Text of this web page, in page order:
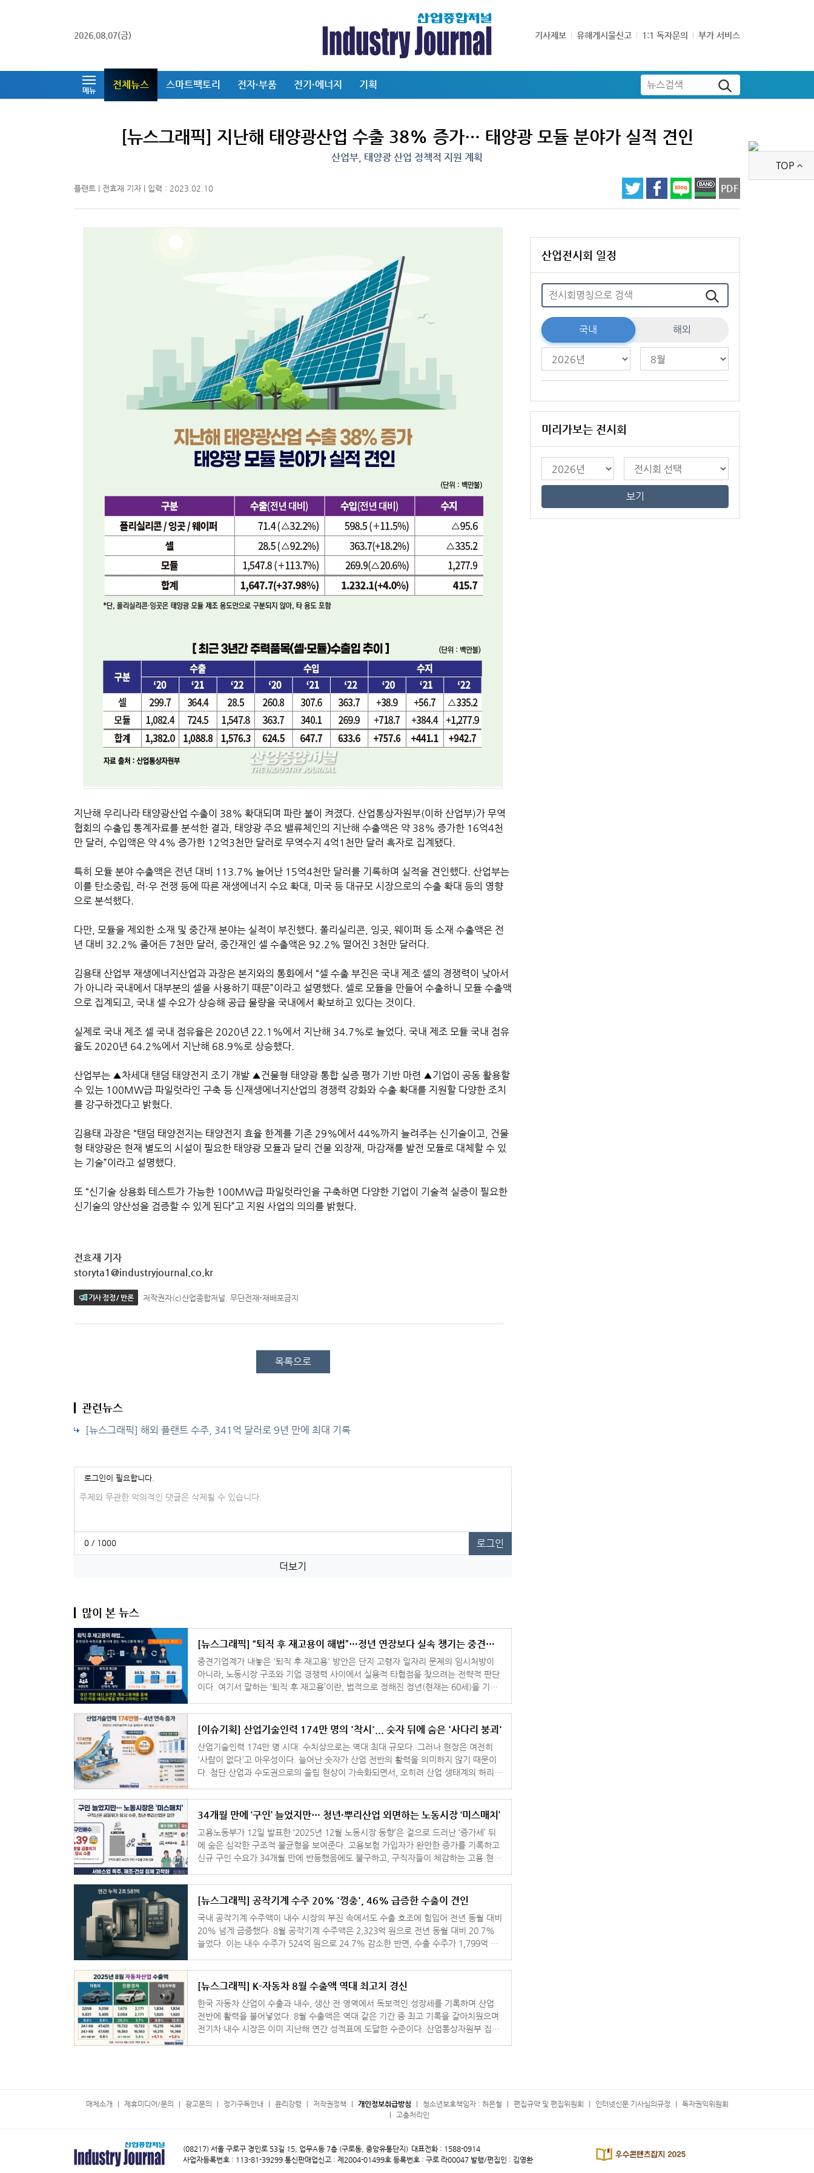
2026.08.07(금) 기사제보 유해게시물신고 1:1 독자문의 부가 서비스
메뉴 전체뉴스 스마트팩토리 전자·부품 전기·에너지 기획 뉴스검색
TOP
[뉴스그래픽] 지난해 태양광산업 수출 38% 증가… 태양광 모듈 분야가 실적 견인
산업부, 태양광 산업 정책적 지원 계획
플랜트 | 전효재 기자 | 입력 : 2023.02.10 PDF
지난해 우리나라 태양광산업 수출이 38% 확대되며 파란 불이 켜졌다. 산업통상자원부(이하 산업부)가 무역
협회의 수출입 통계자료를 분석한 결과, 태양광 주요 밸류체인의 지난해 수출액은 약 38% 증가한 16억4천
만 달러, 수입액은 약 4% 증가한 12억3천만 달러로 무역수지 4억1천만 달러 흑자로 집계됐다.
특히 모듈 분야 수출액은 전년 대비 113.7% 늘어난 15억4천만 달러를 기록하며 실적을 견인했다. 산업부는
이를 탄소중립, 러·우 전쟁 등에 따른 재생에너지 수요 확대, 미국 등 대규모 시장으로의 수출 확대 등의 영향
으로 분석했다.
다만, 모듈을 제외한 소재 및 중간재 분야는 실적이 부진했다. 폴리실리콘, 잉곳, 웨이퍼 등 소재 수출액은 전
년 대비 32.2% 줄어든 7천만 달러, 중간재인 셀 수출액은 92.2% 떨어진 3천만 달러다.
김용태 산업부 재생에너지산업과 과장은 본지와의 통화에서 “셀 수출 부진은 국내 제조 셀의 경쟁력이 낮아서
가 아니라 국내에서 대부분의 셀을 사용하기 때문”이라고 설명했다. 셀로 모듈을 만들어 수출하니 모듈 수출액
으로 집계되고, 국내 셀 수요가 상승해 공급 물량을 국내에서 확보하고 있다는 것이다.
실제로 국내 제조 셀 국내 점유율은 2020년 22.1%에서 지난해 34.7%로 늘었다. 국내 제조 모듈 국내 점유
율도 2020년 64.2%에서 지난해 68.9%로 상승했다.
산업부는 ▲차세대 탠덤 태양전지 조기 개발 ▲건물형 태양광 통합 실증 평가 기반 마련 ▲기업이 공동 활용할
수 있는 100MW급 파일럿라인 구축 등 신재생에너지산업의 경쟁력 강화와 수출 확대를 지원할 다양한 조치
를 강구하겠다고 밝혔다.
김용태 과장은 “탠덤 태양전지는 태양전지 효율 한계를 기존 29%에서 44%까지 늘려주는 신기술이고, 건물
형 태양광은 현재 별도의 시설이 필요한 태양광 모듈과 달리 건물 외장재, 마감재를 발전 모듈로 대체할 수 있
는 기술”이라고 설명했다.
또 “신기술 상용화 테스트가 가능한 100MW급 파일럿라인을 구축하면 다양한 기업이 기술적 실증이 필요한
신기술의 양산성을 검증할 수 있게 된다”고 지원 사업의 의의를 밝혔다.
전효재 기자
storyta1@industryjournal.co.kr
기사 정정 / 반론 저작권자(c)산업종합저널. 무단전재-재배포금지
목록으로
관련뉴스
[뉴스그래픽] 해외 플랜트 수주, 341억 달러로 9년 만에 최대 기록
로그인이 필요합니다.
댓글입력
0 / 1000
로그인
더보기
많이 본 뉴스
[뉴스그래픽] “퇴직 후 재고용이 해법”…정년 연장보다 실속 챙기는 중견기
업들
중견기업계가 내놓은 '퇴직 후 재고용' 방안은 단지 고령자 일자리 문제의 임시처방이
아니라, 노동시장 구조와 기업 경쟁력 사이에서 실용적 타협점을 찾으려는 전략적 판단
이다. 여기서 말하는 ‘퇴직 후 재고용’이란, 법적으로 정해진 정년(현재는 60세)을 기준
[이슈기획] 산업기술인력 174만 명의 '착시'... 숫자 뒤에 숨은 '사다리 붕괴'
산업기술인력 174만 명 시대. 수치상으로는 역대 최대 규모다. 그러나 현장은 여전히
'사람이 없다'고 아우성이다. 늘어난 숫자가 산업 전반의 활력을 의미하지 않기 때문이
다. 첨단 산업과 수도권으로의 쏠림 현상이 가속화되면서, 오히려 산업 생태계의 허리가
34개월 만에 ‘구인’ 늘었지만… 청년·뿌리산업 외면하는 노동시장 ‘미스매치’
고용노동부가 12일 발표한 ‘2025년 12월 노동시장 동향’은 겉으로 드러난 ‘증가세’ 뒤
에 숨은 심각한 구조적 불균형을 보여준다. 고용보험 가입자가 완만한 증가를 기록하고
신규 구인 수요가 34개월 만에 반등했음에도 불구하고, 구직자들이 체감하는 고용 현장
[뉴스그래픽] 공작기계 수주 20% '껑충', 46% 급증한 수출이 견인
국내 공작기계 수주액이 내수 시장의 부진 속에서도 수출 호조에 힘입어 전년 동월 대비
20% 넘게 급증했다. 8월 공작기계 수주액은 2,323억 원으로 전년 동월 대비 20.7%
늘었다. 이는 내수 수주가 524억 원으로 24.7% 감소한 반면, 수출 수주가 1,799억 원
[뉴스그래픽] K-자동차 8월 수출액 역대 최고치 경신
한국 자동차 산업이 수출과 내수, 생산 전 영역에서 독보적인 성장세를 기록하며 산업
전반에 활력을 불어넣었다. 8월 수출액은 역대 같은 기간 중 최고 기록을 갈아치웠으며
전기차 내수 시장은 이미 지난해 연간 성적표에 도달한 수준이다. 산업통상자원부 집계
산업전시회 일정
국내 해외
미리가보는 전시회
보기
매체소개 제휴미디어/문의 광고문의 정기구독안내 윤리강령 저작권정책 개인정보취급방침 청소년보호책임자 : 허은철 편집규약 및 편집위원회 인터넷신문 기사심의규정
독자권익위원회
고충처리인
(08217) 서울 구로구 경인로 53길 15, 업무A동 7층 (구로동, 중앙유통단지) 대표전화 : 1588-0914
사업자등록번호 : 113-81-39299 통신판매업신고 : 제2004-01499호 등록번호 : 구로 라00047 발행/편집인 : 김영환